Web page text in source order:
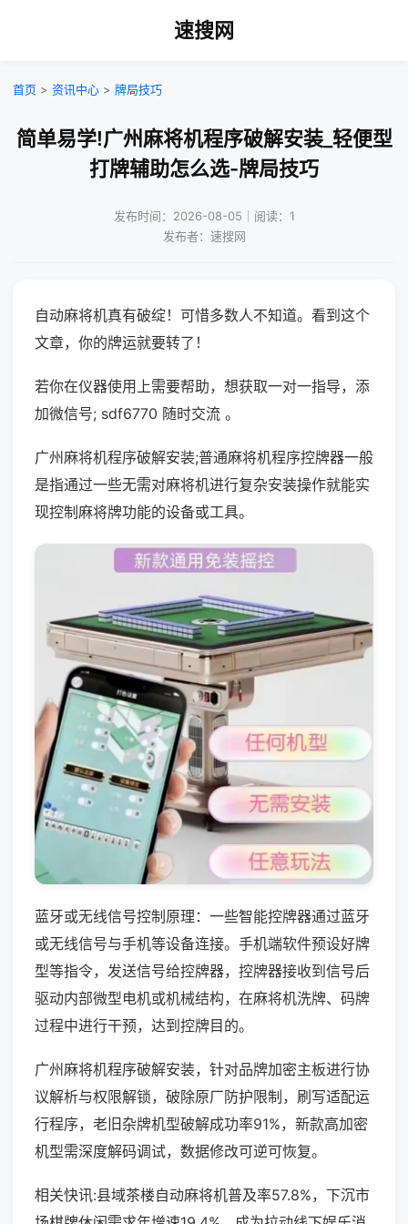
速搜网
首页 > 资讯中心 > 牌局技巧
简单易学!广州麻将机程序破解安装_轻便型
打牌辅助怎么选-牌局技巧
发布时间：2026-08-05｜阅读：1
发布者：速搜网
自动麻将机真有破绽！可惜多数人不知道。看到这个
文章，你的牌运就要转了！
若你在仪器使用上需要帮助，想获取一对一指导，添
加微信号; sdf6770 随时交流 。
广州麻将机程序破解安装;普通麻将机程序控牌器一般
是指通过一些无需对麻将机进行复杂安装操作就能实
现控制麻将牌功能的设备或工具。
蓝牙或无线信号控制原理：一些智能控牌器通过蓝牙
或无线信号与手机等设备连接。手机端软件预设好牌
型等指令，发送信号给控牌器，控牌器接收到信号后
驱动内部微型电机或机械结构，在麻将机洗牌、码牌
过程中进行干预，达到控牌目的。
广州麻将机程序破解安装，针对品牌加密主板进行协
议解析与权限解锁，破除原厂防护限制，刷写适配运
行程序，老旧杂牌机型破解成功率91%，新款高加密
机型需深度解码调试，数据修改可逆可恢复。
相关快讯:县域茶楼自动麻将机普及率57.8%，下沉市